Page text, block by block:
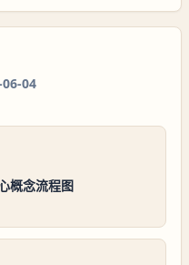
04
概念流程图